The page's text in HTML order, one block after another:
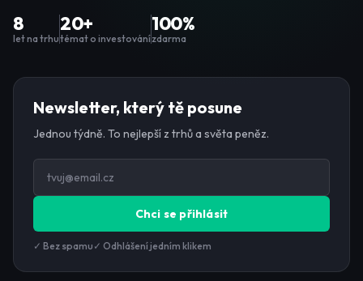
8
let na trhu
20+
témat o investování
100%
zdarma
Newsletter, který tě posune
Jednou týdně. To nejlepší z trhů a světa peněz.
Chci se přihlásit
✓ Bez spamu ✓ Odhlášení jedním klikem